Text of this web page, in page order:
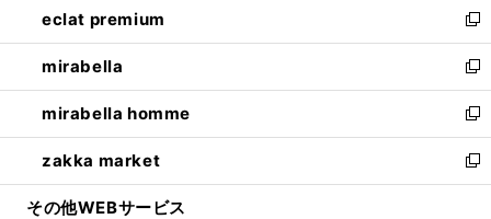
く
で
開
く
ド
ウ
で
開
く
ィ
ン
ド
ウ
で
開
く
い
ウ
ィ
ン
ド
ウ
で
開
eclat premium
新
し
い
ウ
ィ
ン
ド
ウ
mirabella
新
し
い
ウ
ィ
ン
mirabella homme
新
し
い
ウ
zakka market
新
し
その他WEBサービス